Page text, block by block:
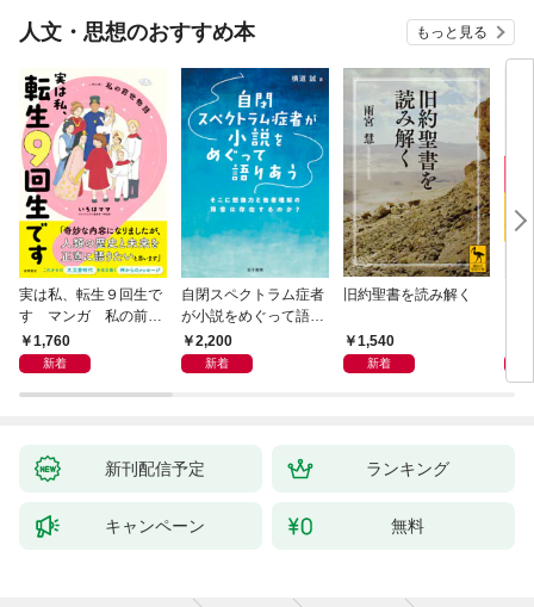
人文・思想のおすすめ本 もっと見る
実は私、転生９回生で
す マンガ 私の前世
物語1,760
新着
自閉スペクトラム症者
が小説をめぐって語り
あう2,200
新着
旧約聖書を読み解く
1,540
新着
新刊配信予定 ランキング
キャンペーン 無料